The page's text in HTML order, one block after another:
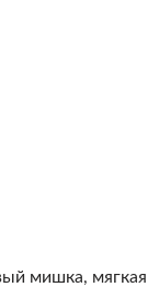
мишка, мягкая